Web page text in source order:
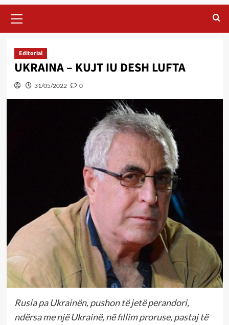
Menu
Editorial
UKRAINA – KUJT IU DESH LUFTA
31/05/2022 0
Rusia pa Ukrainën, pushon të jetë perandori,
ndërsa me një Ukrainë, në fillim proruse, pastaj të